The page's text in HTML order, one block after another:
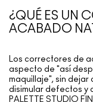
¿QUÉ ES UN
ACABADO
Los correctores de
aspecto de "así
maquillaje", sin
disimular defectos y
PALETTE STUDIO